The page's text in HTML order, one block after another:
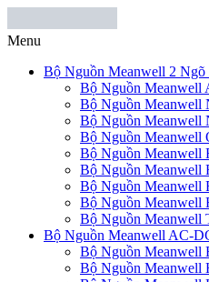
Menu
Bộ Nguồn Meanwell 2
Bộ Nguồn Meanwell
Bộ Nguồn Meanwell
Bộ Nguồn Meanwell
Bộ Nguồn Meanwell
Bộ Nguồn Meanwell
Bộ Nguồn Meanwell
Bộ Nguồn Meanwell
Bộ Nguồn Meanwell
Bộ Nguồn Meanwell
Bộ Nguồn Meanwell AC-
Bộ Nguồn Meanwell
Bộ Nguồn Meanwell